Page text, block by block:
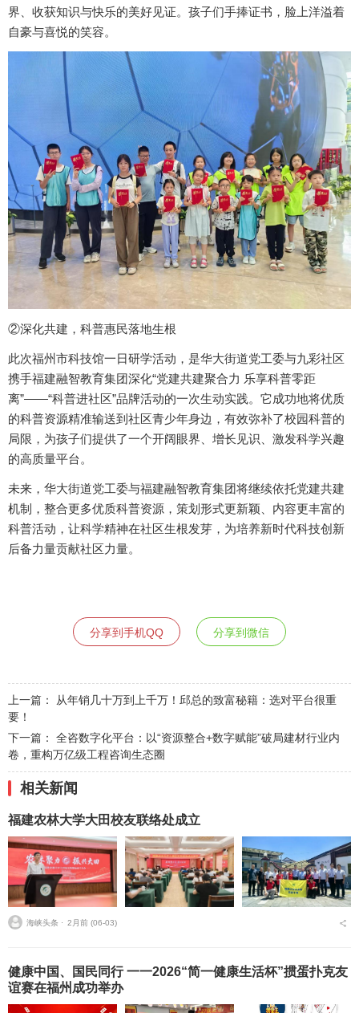
界、收获知识与快乐的美好见证。孩子们手捧证书，脸上洋溢着
自豪与喜悦的笑容。
②深化共建，科普惠民落地生根
此次福州市科技馆一日研学活动，是华大街道党工委与九彩社区
携手福建融智教育集团深化“党建共建聚合力 乐享科普零距
离”——“科普进社区”品牌活动的一次生动实践。它成功地将优质
的科普资源精准输送到社区青少年身边，有效弥补了校园科普的
局限，为孩子们提供了一个开阔眼界、增长见识、激发科学兴趣
的高质量平台。
未来，华大街道党工委与福建融智教育集团将继续依托党建共建
机制，整合更多优质科普资源，策划形式更新颖、内容更丰富的
科普活动，让科学精神在社区生根发芽，为培养新时代科技创新
后备力量贡献社区力量。
分享到手机QQ 分享到微信
上一篇：
从年销几十万到上千万！邱总的致富秘籍：选对平台很重
要！
下一篇： 全咨数字化平台：以“资源整合+数字赋能”破局建材行业内
卷，重构万亿级工程咨询生态圈
相关新闻
福建农林大学大田校友联络处成立
海峡头条 ⋅ 2月前 (06-03)
健康中国、国民同行 一一2026“简一健康生活杯”掼蛋扑克友
谊赛在福州成功举办